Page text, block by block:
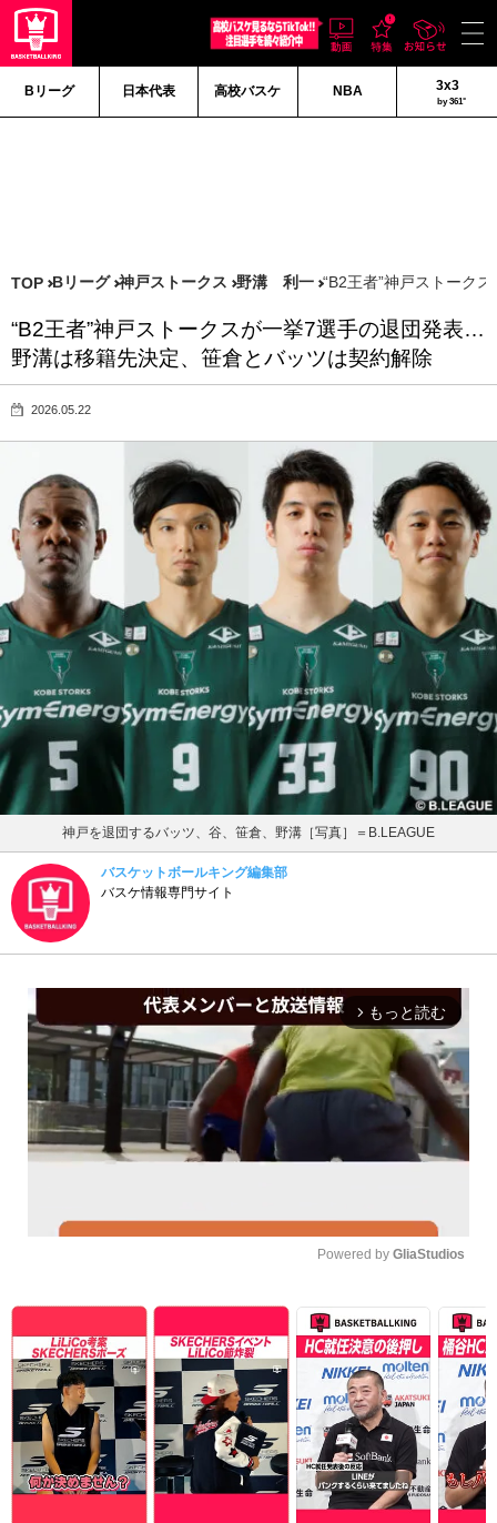
Bリーグ 日本代表 高校バスケ NBA 3x3
by 361°
TOP Bリーグ 神戸ストークス 野溝 利一 “B2王者”神戸ストーク
“B2王者”神戸ストークスが一挙7選手の退団発表…
野溝は移籍先決定、笹倉とバッツは契約解除
2026.05.22
神戸を退団するバッツ、谷、笹倉、野溝［写真］＝B.LEAGUE
バスケットボールキング編集部
バスケ情報専門サイト
arrow_forward_ios もっと読む
Powered by GliaStudios